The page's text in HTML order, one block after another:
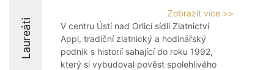
Laureáti
Zobrazit více >>
V centru Ústí nad Orlicí sídlí Zlatnictví
Appl, tradiční zlatnický a hodinářský
podnik s historií sahající do roku 1992,
který si vybudoval pověst spolehlivého